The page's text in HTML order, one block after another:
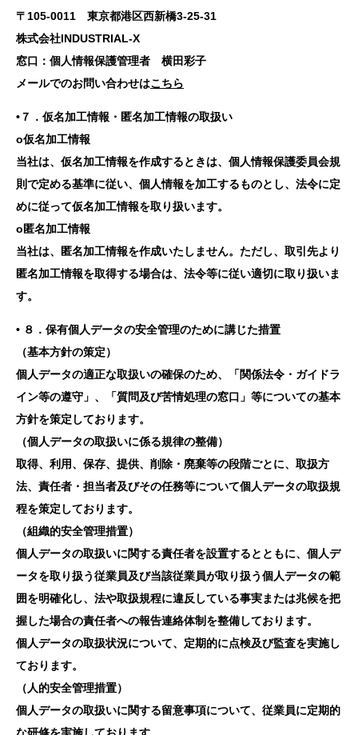
〒105-0011 東京都港区西新橋3-25-31
株式会社INDUSTRIAL-X
窓口：個人情報保護管理者 横田彩子
メールでのお問い合わせはこちら
•７．仮名加工情報・匿名加工情報の取扱い
o仮名加工情報
当社は、仮名加工情報を作成するときは、個人情報保護委員会規
則で定める基準に従い、個人情報を加工するものとし、法令に定
めに従って仮名加工情報を取り扱います。
o匿名加工情報
当社は、匿名加工情報を作成いたしません。ただし、取引先より
匿名加工情報を取得する場合は、法令等に従い適切に取り扱いま
す。
• ８．保有個人データの安全管理のために講じた措置
（基本方針の策定）
個人データの適正な取扱いの確保のため、「関係法令・ガイドラ
イン等の遵守」、「質問及び苦情処理の窓口」等についての基本
方針を策定しております。
（個人データの取扱いに係る規律の整備）
取得、利用、保存、提供、削除・廃棄等の段階ごとに、取扱方
法、責任者・担当者及びその任務等について個人データの取扱規
程を策定しております。
（組織的安全管理措置）
個人データの取扱いに関する責任者を設置するとともに、個人デ
ータを取り扱う従業員及び当該従業員が取り扱う個人データの範
囲を明確化し、法や取扱規程に違反している事実または兆候を把
握した場合の責任者への報告連絡体制を整備しております。
個人データの取扱状況について、定期的に点検及び監査を実施し
ております。
（人的安全管理措置）
個人データの取扱いに関する留意事項について、従業員に定期的
な研修を実施しております。